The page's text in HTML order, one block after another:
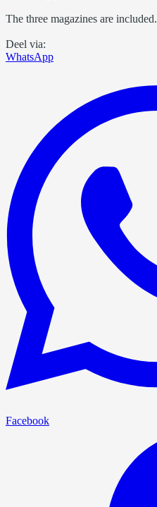
The three magazines are included.
Deel via:
WhatsApp
Facebook